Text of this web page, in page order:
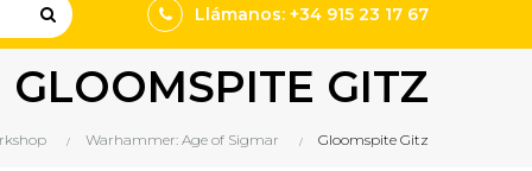
Llámanos: +34 915 23 17 67
GLOOMSPITE GITZ
Warhammer: Age of Sigmar Gloomspite Gitz